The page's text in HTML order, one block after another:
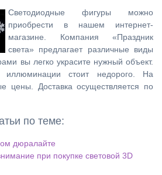
Светодиодные фигуры можно
приобрести в нашем интернет-
магазине. Компания «Праздник
света» предлагает различные виды
вы легко украсите нужный объект.
иллюминации стоит недорого. На
цены. Доставка осуществляется по
по теме:
дюралайте
при покупке световой 3D